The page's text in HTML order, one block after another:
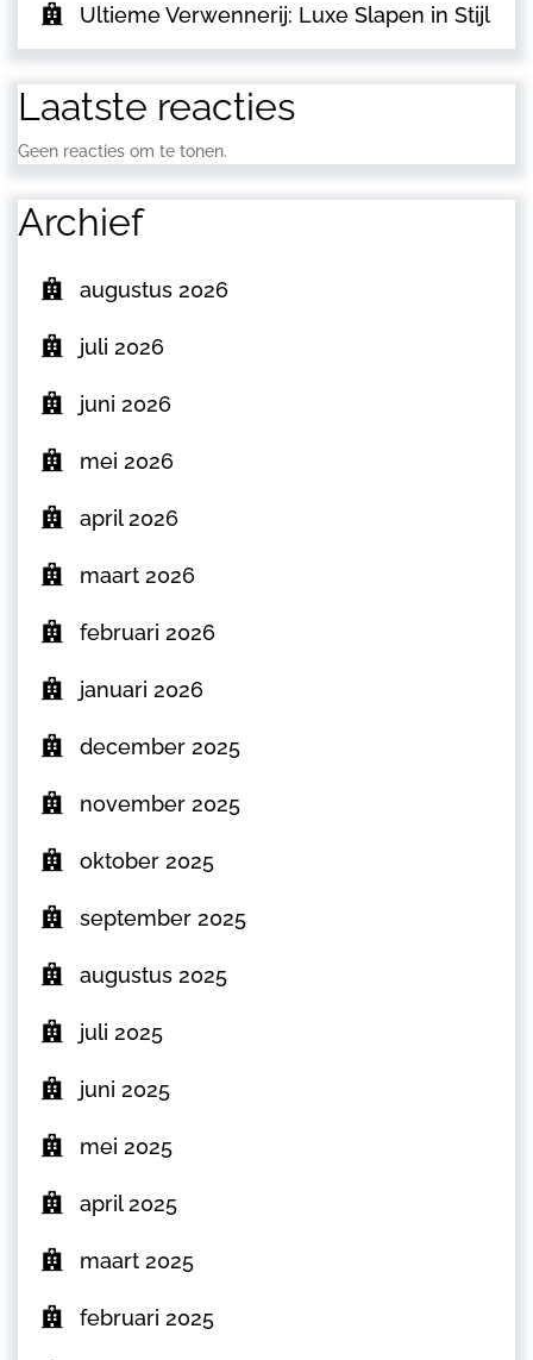
Ultieme Verwennerij: Luxe Slapen in Stijl
Laatste reacties
Geen reacties om te tonen.
Archief
augustus 2026
juli 2026
juni 2026
mei 2026
april 2026
maart 2026
februari 2026
januari 2026
december 2025
november 2025
oktober 2025
september 2025
augustus 2025
juli 2025
juni 2025
mei 2025
april 2025
maart 2025
februari 2025